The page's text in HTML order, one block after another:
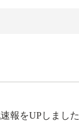
報をUPしまし